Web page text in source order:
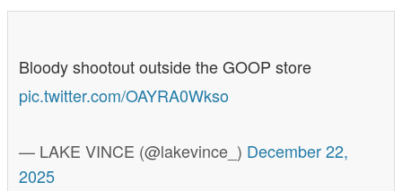
Bloody shootout outside the GOOP store
pic.twitter.com/OAYRA0Wkso
— LAKE VINCE (@lakevince_) December 22,
2025